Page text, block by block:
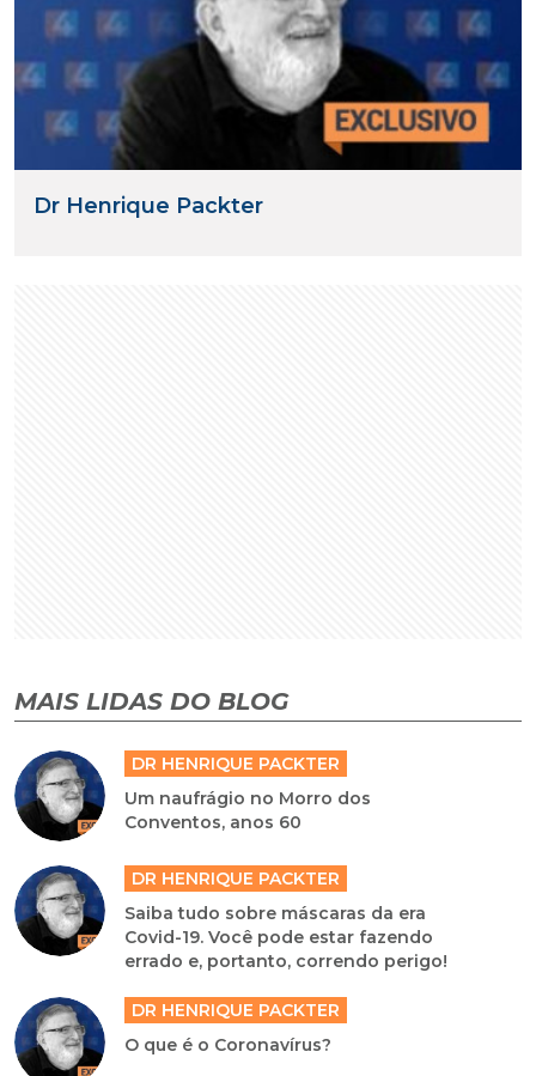
Dr Henrique Packter
MAIS LIDAS DO BLOG
DR HENRIQUE PACKTER
Um naufrágio no Morro dos
Conventos, anos 60
DR HENRIQUE PACKTER
Saiba tudo sobre máscaras da era
Covid-19. Você pode estar fazendo
errado e, portanto, correndo perigo!
DR HENRIQUE PACKTER
O que é o Coronavírus?